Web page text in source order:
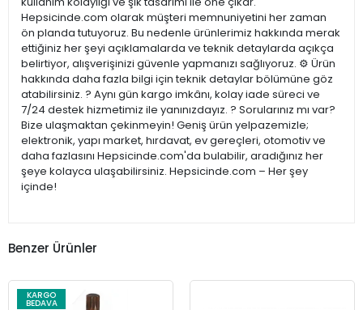
Hepsicinde.com olarak müşteri memnuniyetini her zaman
ön planda tutuyoruz. Bu nedenle ürünlerimiz hakkında merak
ettiğiniz her şeyi açıklamalarda ve teknik detaylarda açıkça
belirtiyor, alışverişinizi güvenle yapmanızı sağlıyoruz. ⚙️ Ürün
hakkında daha fazla bilgi için teknik detaylar bölümüne göz
atabilirsiniz. ? Aynı gün kargo imkânı, kolay iade süreci ve
7/24 destek hizmetimiz ile yanınızdayız. ? Sorularınız mı var?
Bize ulaşmaktan çekinmeyin! Geniş ürün yelpazemizle;
elektronik, yapı market, hırdavat, ev gereçleri, otomotiv ve
daha fazlasını Hepsicinde.com'da bulabilir, aradığınız her
şeye kolayca ulaşabilirsiniz. Hepsicinde.com – Her şey
içinde!
Benzer Ürünler
KARGO
BEDAVA